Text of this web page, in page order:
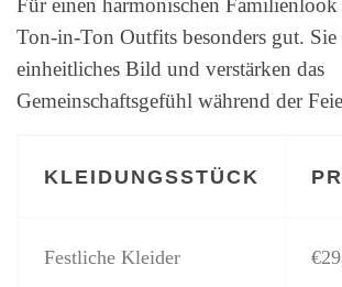
Ton-in-Ton Outfits besonders gut. Sie
einheitliches Bild und verstärken das
Gemeinschaftsgefühl während der
KLEIDUNGSSTÜCK
Festliche Kleider